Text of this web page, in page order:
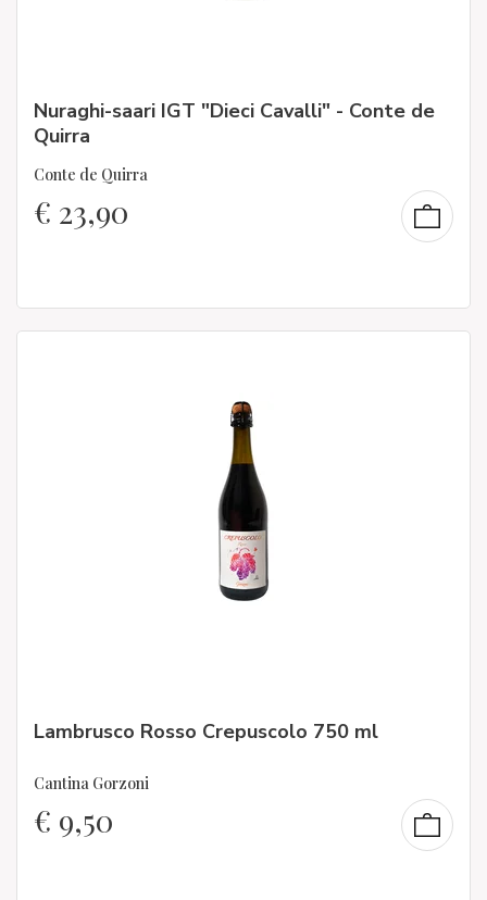
Nuraghi-saari IGT "Dieci Cavalli" - Conte de
Quirra
Conte de Quirra
€ 23,90
Lambrusco Rosso Crepuscolo 750 ml
Cantina Gorzoni
€ 9,50